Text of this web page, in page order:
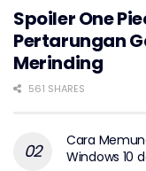
Spoiler One
Pertarungan
Merinding
561 SHARES
Cara
Windows 10